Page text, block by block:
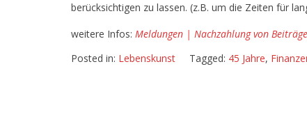
berücksichtigen zu lassen. (z.B. um die Zeiten für
weitere Infos: Meldungen | Nachzahlung von
Posted in: Lebenskunst Tagged: 45 Jahre,